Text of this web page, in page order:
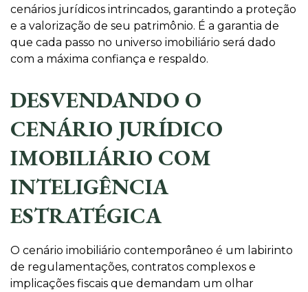
cenários jurídicos intrincados, garantindo a proteção
e a valorização de seu patrimônio. É a garantia de
que cada passo no universo imobiliário será dado
com a máxima confiança e respaldo.
DESVENDANDO O
CENÁRIO JURÍDICO
IMOBILIÁRIO COM
INTELIGÊNCIA
ESTRATÉGICA
O cenário imobiliário contemporâneo é um labirinto
de regulamentações, contratos complexos e
implicações fiscais que demandam um olhar